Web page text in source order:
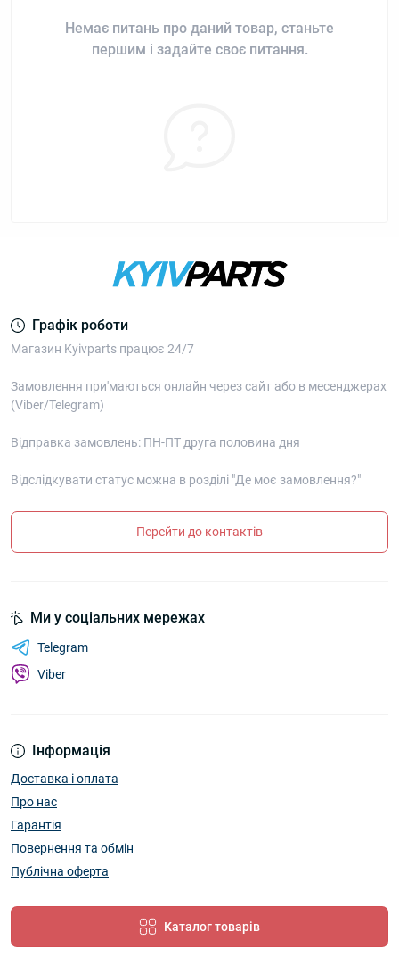
Немає питань про даний товар, станьте
першим і задайте своє питання.
Графік роботи
Магазин Kyivparts працює 24/7
Замовлення при'маються онлайн через сайт або в месенджерах
(Viber/Telegram)
Відправка замовлень: ПН-ПТ друга половина дня
Відслідкувати статус можна в розділі "Де моє замовлення?"
Перейти до контактів
Інформація
Доставка і оплата
Про нас
Гарантія
Повернення та обмін
Публічна оферта
Каталог товарів
Ми у соціальних мережах
Telegram
Viber